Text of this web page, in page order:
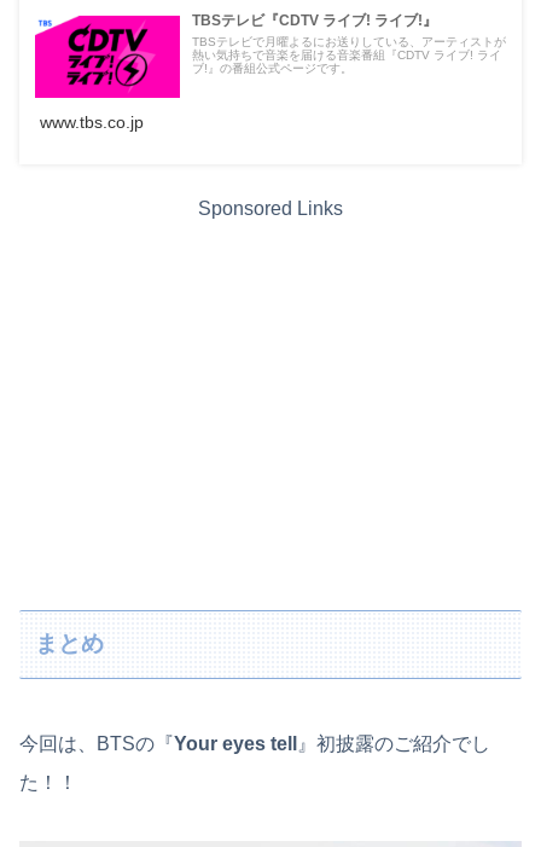
TBSテレビ『CDTV ライブ! ライブ!』
TBSテレビで月曜よるにお送りしている、アーティストが
熱い気持ちで音楽を届ける音楽番組『CDTV ライブ! ライ
ブ!』の番組公式ページです。
www.tbs.co.jp
Sponsored Links
まとめ
今回は、BTSの『Your eyes tell
』初披露のご紹介でし
た！！